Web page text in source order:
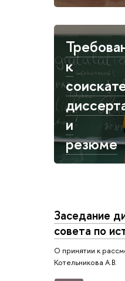
к
и
резюме
Заседание
совета по
О принятии к
Котельникова А.В.